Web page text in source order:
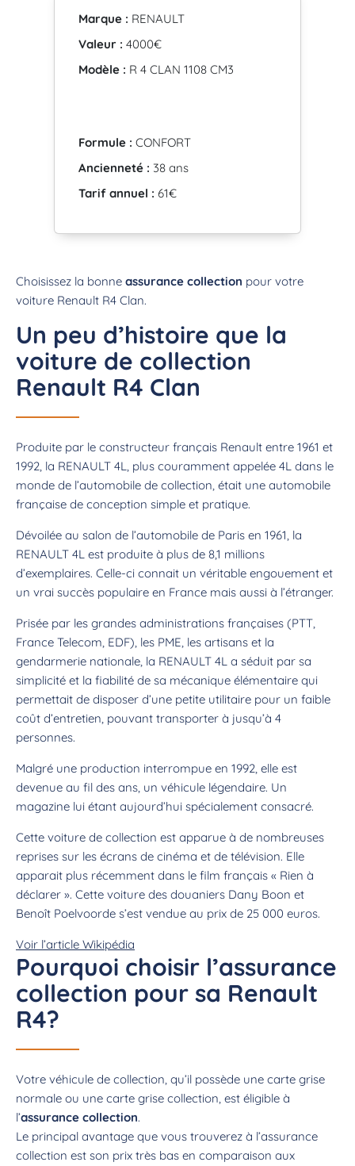
Marque : RENAULT
Valeur : 4000€
Modèle : R 4 CLAN 1108 CM3
Formule : CONFORT
Ancienneté : 38 ans
Tarif annuel : 61€
Choisissez la bonne assurance collection pour votre
voiture Renault R4 Clan.
Un peu d’histoire que la
voiture de collection
Renault R4 Clan
Produite par le constructeur français Renault entre 1961 et
1992, la RENAULT 4L, plus couramment appelée 4L dans le
monde de l’automobile de collection, était une automobile
française de conception simple et pratique.
Dévoilée au salon de l’automobile de Paris en 1961, la
RENAULT 4L est produite à plus de 8,1 millions
d’exemplaires. Celle-ci connait un véritable engouement et
un vrai succès populaire en France mais aussi à l’étranger.
Prisée par les grandes administrations françaises (PTT,
France Telecom, EDF), les PME, les artisans et la
gendarmerie nationale, la RENAULT 4L a séduit par sa
simplicité et la fiabilité de sa mécanique élémentaire qui
permettait de disposer d’une petite utilitaire pour un faible
coût d’entretien, pouvant transporter à jusqu’à 4
personnes.
Malgré une production interrompue en 1992, elle est
devenue au fil des ans, un véhicule légendaire. Un
magazine lui étant aujourd’hui spécialement consacré.
Cette voiture de collection est apparue à de nombreuses
reprises sur les écrans de cinéma et de télévision. Elle
apparait plus récemment dans le film français « Rien à
déclarer ». Cette voiture des douaniers Dany Boon et
Benoît Poelvoorde s’est vendue au prix de 25 000 euros.
Voir l’article Wikipédia
Pourquoi choisir l’assurance
collection pour sa Renault
R4?
Votre véhicule de collection, qu’il possède une carte grise
normale ou une carte grise collection, est éligible à
l’assurance collection.
Le principal avantage que vous trouverez à l’assurance
collection est son prix très bas en comparaison aux